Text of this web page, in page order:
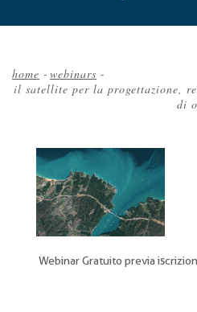
Briciole
home - webinars -
il satellite per la progettazione,
di
Webinar Gratuito previa